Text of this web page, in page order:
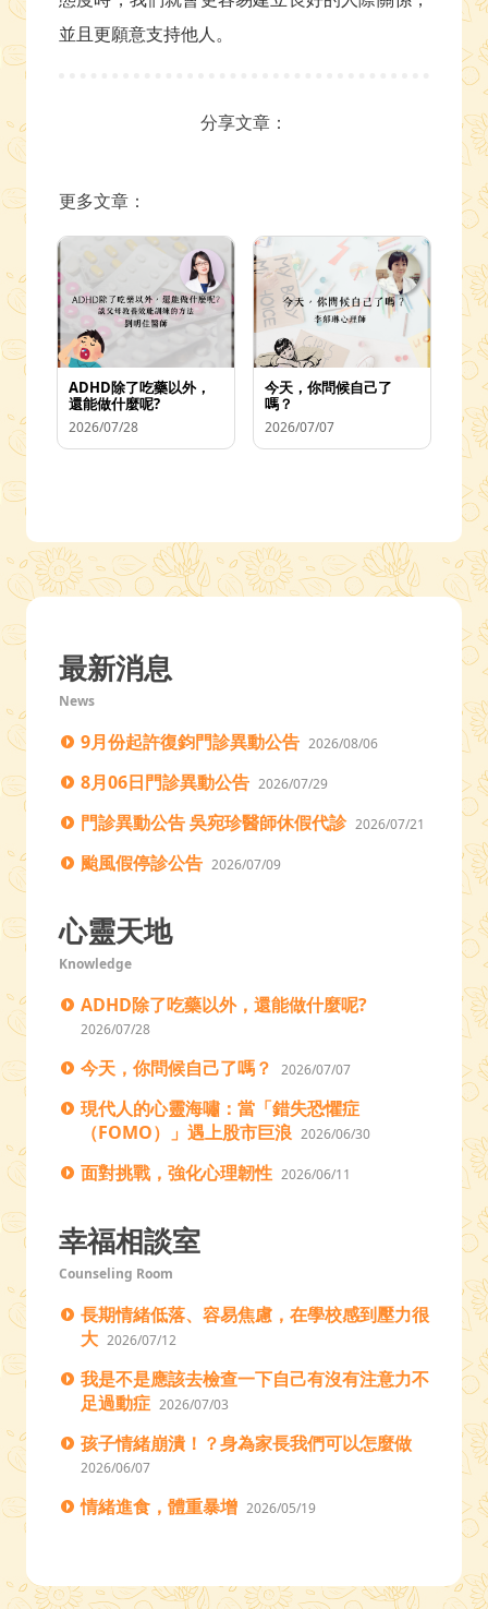
並且更願意支持他人。
分享文章：
更多文章：
ADHD除了吃藥以外，
還能做什麼呢?
2026/07/28
今天，你問候自己了
嗎？
2026/07/07
最新消息
News
9月份起許復鈞門診異動公告 2026/08/06
8月06日門診異動公告 2026/07/29
門診異動公告 吳宛珍醫師休假代診 2026/07/21
颱風假停診公告 2026/07/09
心靈天地
Knowledge
ADHD除了吃藥以外，還能做什麼呢?
2026/07/28
今天，你問候自己了嗎？ 2026/07/07
現代人的心靈海嘯：當「錯失恐懼症
（FOMO）」遇上股市巨浪 2026/06/30
面對挑戰，強化心理韌性 2026/06/11
幸福相談室
Counseling Room
長期情緒低落、容易焦慮，在學校感到壓力很
大 2026/07/12
我是不是應該去檢查一下自己有沒有注意力不
足過動症 2026/07/03
孩子情緒崩潰！？身為家長我們可以怎麼做
2026/06/07
情緒進食，體重暴增 2026/05/19